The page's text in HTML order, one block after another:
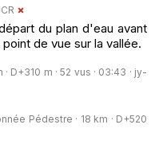
du plan d'eau avant
de vue sur la vallée.
D+310 m · 52 vus · 03:43 · jy-
Pédestre · 18 km · D+520